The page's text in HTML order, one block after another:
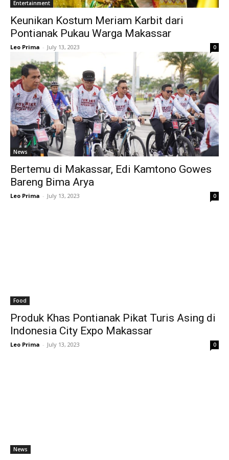
Entertainment
Keunikan Kostum Meriam Karbit dari
Pontianak Pukau Warga Makassar
Leo Prima - July 13, 2023 0
News
Bertemu di Makassar, Edi Kamtono Gowes
Bareng Bima Arya
Leo Prima - July 13, 2023 0
Food
Produk Khas Pontianak Pikat Turis Asing di
Indonesia City Expo Makassar
Leo Prima - July 13, 2023 0
News